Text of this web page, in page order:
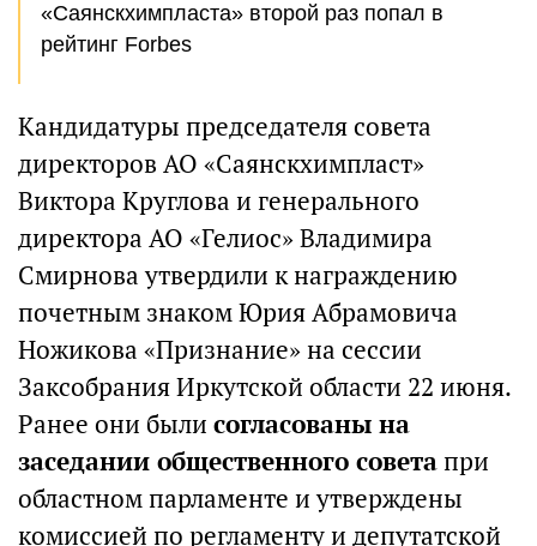
«Саянскхимпласта» второй раз попал в
рейтинг Forbes
Кандидатуры председателя совета
директоров АО «Саянскхимпласт»
Виктора Круглова и генерального
директора АО «Гелиос» Владимира
Смирнова утвердили к награждению
почетным знаком Юрия Абрамовича
Ножикова «Признание» на сессии
Заксобрания Иркутской области 22 июня.
Ранее они были согласованы на
заседании общественного советапри
областном парламенте и утверждены
комиссией по регламенту и депутатской